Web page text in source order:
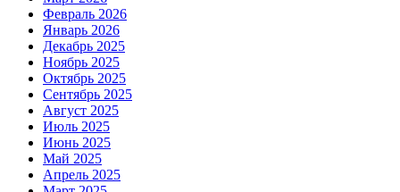
Февраль 2026
Январь 2026
Декабрь 2025
Ноябрь 2025
Октябрь 2025
Сентябрь 2025
Август 2025
Июль 2025
Июнь 2025
Май 2025
Апрель 2025